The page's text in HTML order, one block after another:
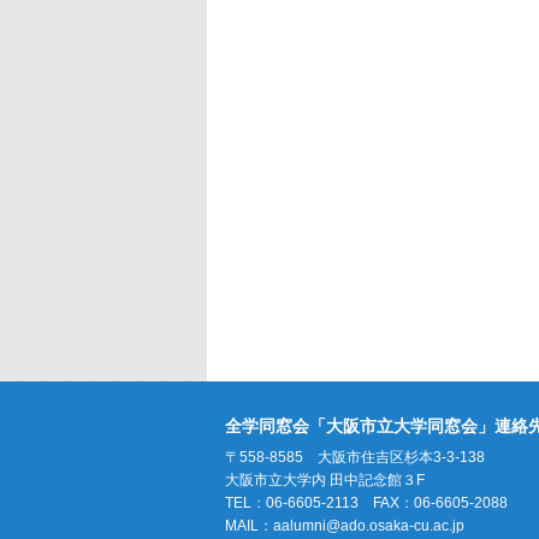
全学同窓会「大阪市立大学同窓会」連絡
〒558-8585 大阪市住吉区杉本3-3-138
大阪市立大学内 田中記念館３F
TEL：06-6605-2113 FAX：06-6605-2088
MAIL： aalumni@ado.osaka-cu.ac.jp